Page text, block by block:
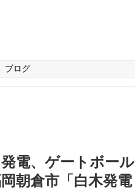
ブログ
電、ゲートボール
朝倉市「白木発電